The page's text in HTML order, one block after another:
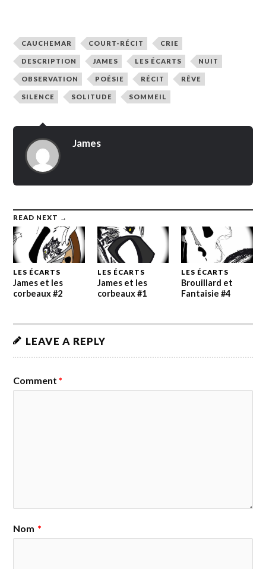
CAUCHEMAR COURT-RÉCIT CRIE
DESCRIPTION JAMES LES ÉCARTS NUIT
OBSERVATION POÉSIE RÉCIT RÊVE
SILENCE SOLITUDE SOMMEIL
James
READ NEXT →
LES ÉCARTS
James et les
corbeaux #2
LES ÉCARTS
James et les
corbeaux #1
LES ÉCARTS
Brouillard et
Fantaisie #4
LEAVE A REPLY
Comment *
Nom *